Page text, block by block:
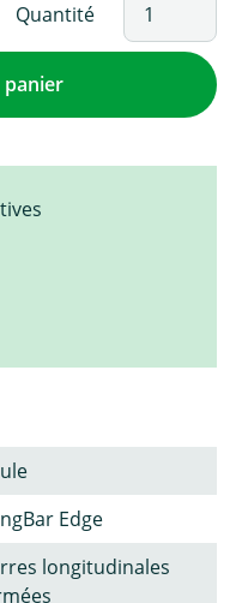
Quantité
Edge
longitudinales